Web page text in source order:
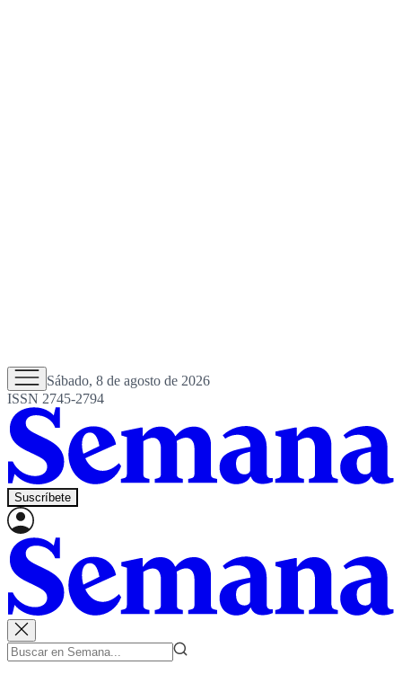
Sábado, 8 de agosto de 2026
ISSN 2745-2794
Suscríbete